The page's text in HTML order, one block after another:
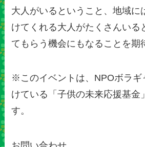
大人がいるということ、地域に
けてくれる大人がたくさんいる
てもらう機会にもなることを期
※このイベントは、NPOボラギ
けている「子供の未来応援基金
す。